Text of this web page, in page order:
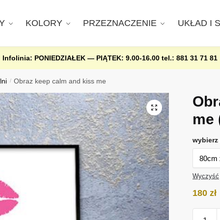
KOLORY PRZEZNACZENIE UKŁAD I
Infolinia: PONIEDZIAŁEK — PIĄTEK: 9.00-16.00 tel.: 881 31 71 81
/ Obraz keep calm and kiss me
me
wybierz
Wyczyść
180 zł